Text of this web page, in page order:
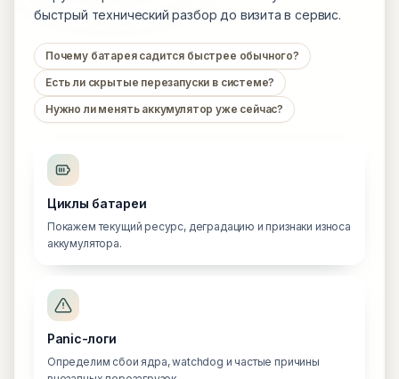
быстрый технический разбор до визита в сервис.
Почему батарея садится быстрее обычного?
Есть ли скрытые перезапуски в системе?
Нужно ли менять аккумулятор уже сейчас?
Циклы батареи
Покажем текущий ресурс, деградацию и признаки износа
аккумулятора.
Panic-логи
Определим сбои ядра, watchdog и частые причины